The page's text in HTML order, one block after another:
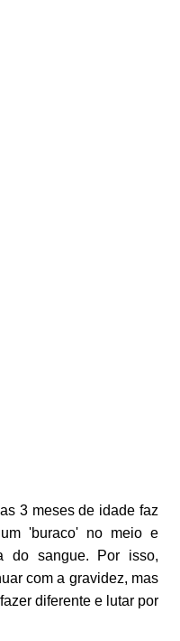
3 meses de idade faz
'buraco' no meio e
do sangue. Por isso,
com a gravidez, mas
diferente e lutar por